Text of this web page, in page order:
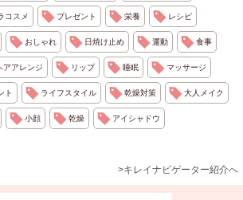
コスメ プレゼント 栄養 レシピ
おしゃれ 日焼け止め 運動 食事
アアレンジ リップ 睡眠 マッサージ
ト ライフスタイル 乾燥対策 大人メイク
小顔 乾燥 アイシャドウ
>キレイナビゲーター紹介へ